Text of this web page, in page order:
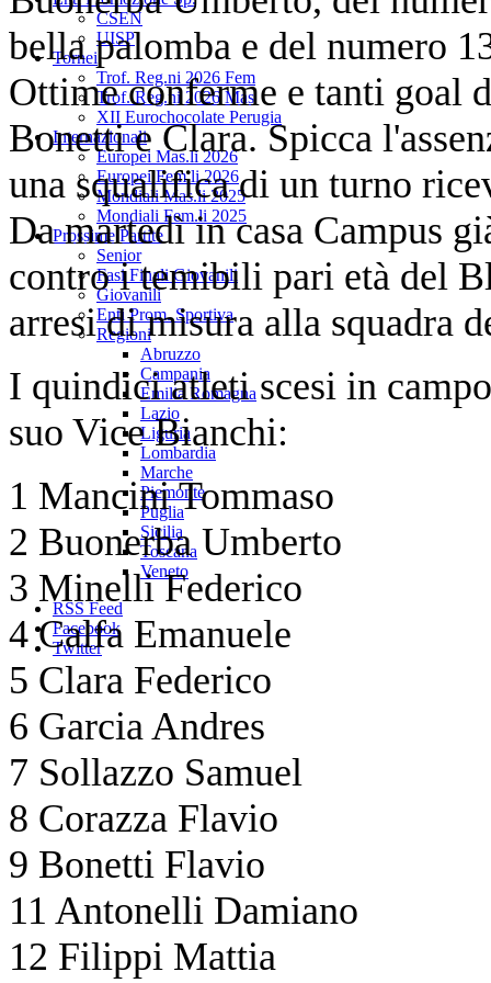
CSEN
UISP
Tornei
Trof. Reg.ni 2026 Fem
Trof. Reg.ni 2026 Mas
XII Eurochocolate Perugia
Internazionali
Europei Mas.li 2026
Europei Fem.li 2026
Mondiali Mas.li 2025
Mondiali Fem.li 2025
Prossime Partite
Senior
Fasi Finali Giovanili
Giovanili
Enti Prom. Sportiva
Regioni
Abruzzo
Campania
Emilia Romagna
Lazio
Liguria
Lombardia
Marche
Piemonte
Puglia
Sicilia
Toscana
Veneto
RSS Feed
Facebook
Twitter
bella palomba e del numero
Ottime conferme e tanti goal
Bonetti e Clara. Spicca
una squalifica di un turno
Da martedì in casa Campus
contro i temibili pari età del
arresi di misura alla squadra
I quindici atleti scesi in
suo Vice Bianchi:
1 Mancini Tommaso
2 Buonerba Umberto
3 Minelli Federico
4 Calfa Emanuele
5 Clara Federico
6 Garcia Andres
7 Sollazzo Samuel
8 Corazza Flavio
9 Bonetti Flavio
11 Antonelli Damiano
12 Filippi Mattia